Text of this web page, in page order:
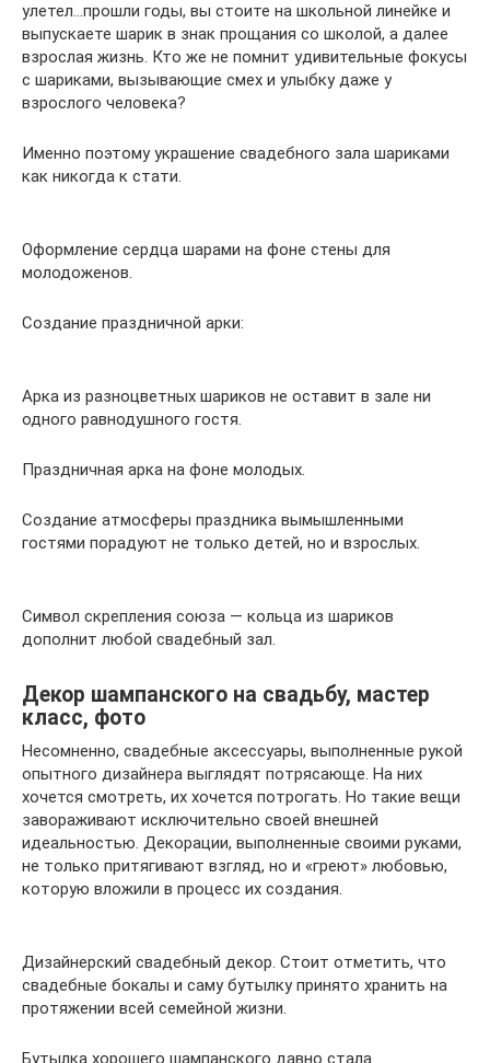
улетел…прошли годы, вы стоите на школьной линейке и
выпускаете шарик в знак прощания со школой, а далее
взрослая жизнь. Кто же не помнит удивительные фокусы
с шариками, вызывающие смех и улыбку даже у
взрослого человека?
Именно поэтому украшение свадебного зала шариками
как никогда к стати.
Оформление сердца шарами на фоне стены для
молодоженов.
Создание праздничной арки:
Арка из разноцветных шариков не оставит в зале ни
одного равнодушного гостя.
Праздничная арка на фоне молодых.
Создание атмосферы праздника вымышленными
гостями порадуют не только детей, но и взрослых.
Символ скрепления союза — кольца из шариков
дополнит любой свадебный зал.
Декор шампанского на свадьбу, мастер
класс, фото
Несомненно, свадебные аксессуары, выполненные рукой
опытного дизайнера выглядят потрясающе. На них
хочется смотреть, их хочется потрогать. Но такие вещи
завораживают исключительно своей внешней
идеальностью. Декорации, выполненные своими руками,
не только притягивают взгляд, но и «греют» любовью,
которую вложили в процесс их создания.
Дизайнерский свадебный декор. Стоит отметить, что
свадебные бокалы и саму бутылку принято хранить на
протяжении всей семейной жизни.
Бутылка хорошего шампанского давно стала